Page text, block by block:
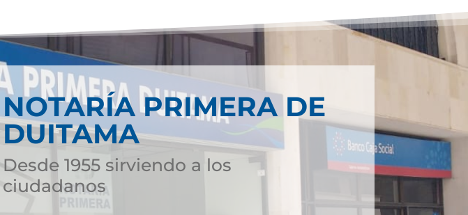
NOTARÍA PRIMERA DE
DUITAMA
Desde 1955 sirviendo a los
ciudadanos